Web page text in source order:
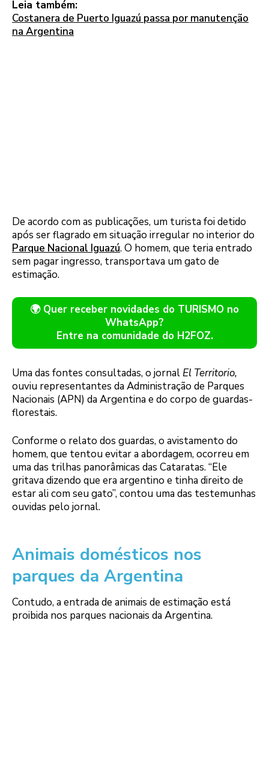
Leia também:
Costanera de Puerto Iguazú passa por manutenção
na Argentina
De acordo com as publicações, um turista foi detido
após ser flagrado em situação irregular no interior do
Parque Nacional Iguazú. O homem, que teria entrado
sem pagar ingresso, transportava um gato de
estimação.
🌍 Quer receber novidades do TURISMO no
WhatsApp?
Entre na comunidade do H2FOZ.
Uma das fontes consultadas, o jornalEl Territorio,
ouviu representantes da Administração de Parques
Nacionais (APN) da Argentina e do corpo de guardas-
florestais.
Conforme o relato dos guardas, o avistamento do
homem, que tentou evitar a abordagem, ocorreu em
uma das trilhas panorâmicas das Cataratas. “Ele
gritava dizendo que era argentino e tinha direito de
estar ali com seu gato”, contou uma das testemunhas
ouvidas pelo jornal.
Animais domésticos nos
parques da Argentina
Contudo, a entrada de animais de estimação está
proibida nos parques nacionais da Argentina.